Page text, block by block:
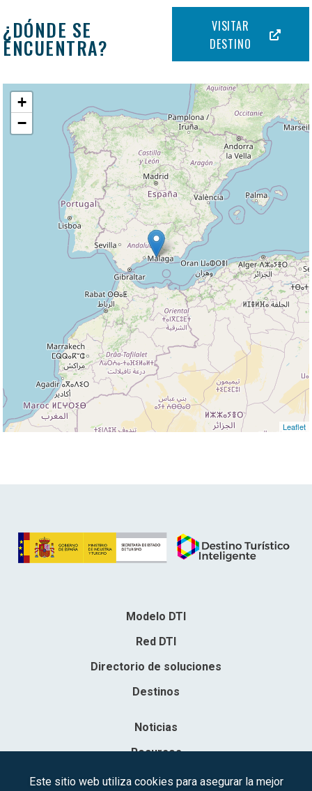
¿DÓNDE SE
ENCUENTRA?
VISITAR
DESTINO
+
−
Leaflet
Modelo DTI
Red DTI
Directorio de soluciones
Destinos
Noticias
Recursos
Contacto
Este sitio web utiliza cookies para asegurar la mejor